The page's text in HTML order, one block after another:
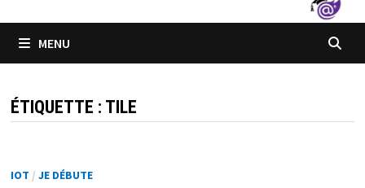
MENU
ÉTIQUETTE : TILE
IOT / JE DÉBUTE